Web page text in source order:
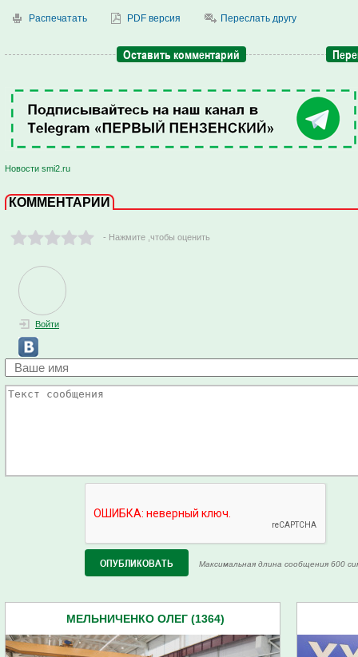
Распечатать PDF версия Переслать другу
Оставить комментарий
Новости smi2.ru
КОММЕНТАРИИ
- Нажмите ,чтобы оценить
Войти
Максимальная длина сообщения 600
МЕЛЬНИЧЕНКО ОЛЕГ (1364)